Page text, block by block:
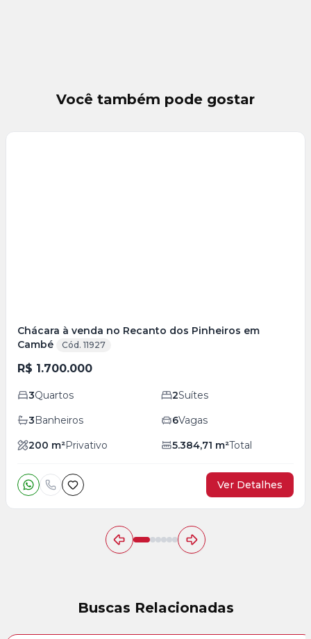
Você também pode gostar
Chácara à venda no Recanto dos Pinheiros em
Cambé
Cód. 11927
R$ 1.700.000
3Quartos 2Suítes
3Banheiros 6Vagas
200 m²Privativo 5.384,71 m²Total
Ver Detalhes
Buscas Relacionadas